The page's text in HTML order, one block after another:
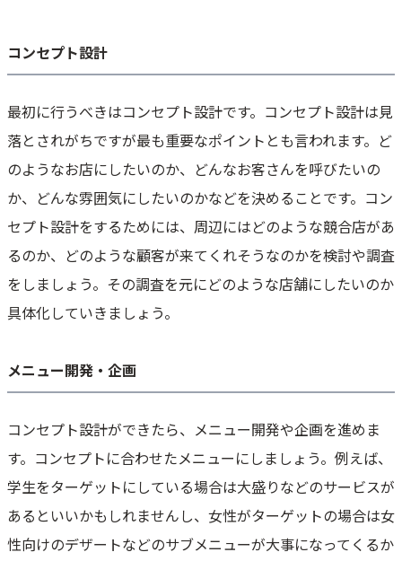
コンセプト設計
最初に行うべきはコンセプト設計です。コンセプト設計は見
落とされがちですが最も重要なポイントとも言われます。ど
のようなお店にしたいのか、どんなお客さんを呼びたいの
か、どんな雰囲気にしたいのかなどを決めることです。コン
セプト設計をするためには、周辺にはどのような競合店があ
るのか、どのような顧客が来てくれそうなのかを検討や調査
をしましょう。その調査を元にどのような店舗にしたいのか
具体化していきましょう。
メニュー開発・企画
コンセプト設計ができたら、メニュー開発や企画を進めま
す。コンセプトに合わせたメニューにしましょう。例えば、
学生をターゲットにしている場合は大盛りなどのサービスが
あるといいかもしれませんし、女性がターゲットの場合は女
性向けのデザートなどのサブメニューが大事になってくるか